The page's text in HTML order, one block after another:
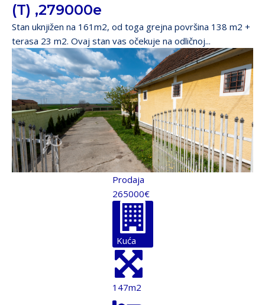
(T) ,279000e
Stan uknjižen na 161m2, od toga grejna površina 138 m2 +
terasa 23 m2. Ovaj stan vas očekuje na odličnoj...
Prodaja
265000€
Kuća
147m2